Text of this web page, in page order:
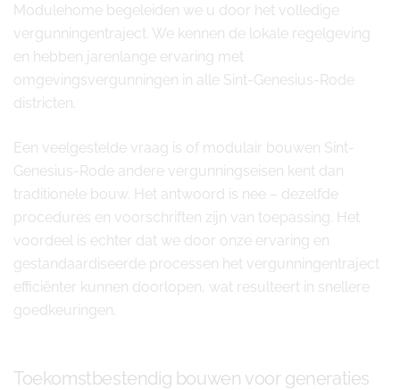
Modulehome begeleiden we u door het volledige
vergunningentraject. We kennen de lokale regelgeving
en hebben jarenlange ervaring met
omgevingsvergunningen in alle Sint-Genesius-Rode
districten.
Een veelgestelde vraag is of modulair bouwen Sint-
Genesius-Rode andere vergunningseisen kent dan
traditionele bouw. Het antwoord is nee – dezelfde
procedures en voorschriften zijn van toepassing. Het
voordeel is echter dat we door onze ervaring en
gestandaardiseerde processen het vergunningentraject
efficiënter kunnen doorlopen, wat resulteert in snellere
goedkeuringen.
Toekomstbestendig bouwen voor generaties